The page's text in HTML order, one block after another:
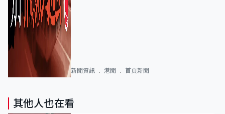
新聞資訊 港聞 首頁新聞
其他人也在看